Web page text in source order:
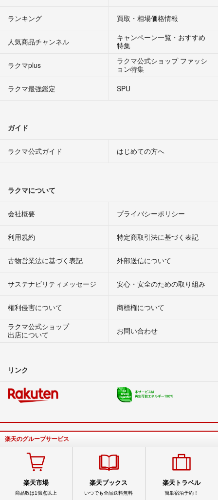
ランキング 買取・相場価格情報
人気商品チャンネル
キャンペーン一覧・おすすめ
特集
ラクマplus
ラクマ公式ショップ ファッシ
ョン特集
ラクマ最強鑑定
SPU
ガイド
ラクマ公式ガイド はじめての方へ
ラクマについて
会社概要 プライバシーポリシー
利用規約 特定商取引法に基づく表記
古物営業法に基づく表記 外部送信について
サステナビリティメッセージ 安心・安全のための取り組み
権利侵害について
商標権について
ラクマ公式ショップ
出店について
お問い合わせ
リンク
楽天のグループサービス
楽天市場
商品数は1億点以上
楽天ブックス
いつでも全品送料無料
楽天トラベル
簡単宿泊予約！